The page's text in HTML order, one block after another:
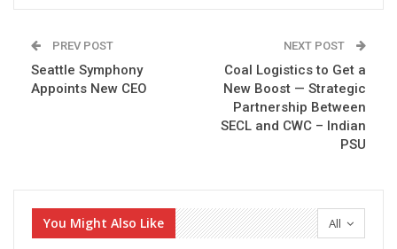
PREV POST
Seattle Symphony
Appoints New CEO
NEXT POST
Coal Logistics to Get a
New Boost — Strategic
Partnership Between
SECL and CWC – Indian
PSU
All
You Might Also Like